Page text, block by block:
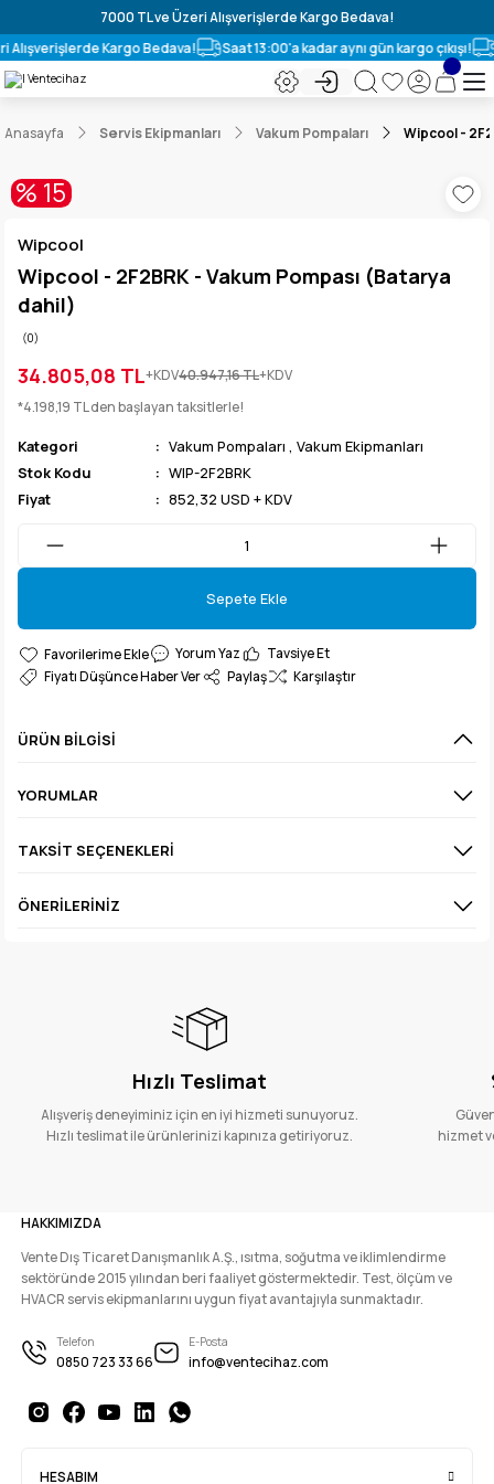
7000 TL ve Üzeri Alışverişlerde Kargo Bedava!
Alışverişlerde Kargo Bedava!
Saat 13:00'a kadar aynı gün kargo çıkışı!
Anasayfa Servis Ekipmanları Vakum Pompaları Wipcool -
Wipcool
Wipcool - 2F2BRK - Vakum Pompası (Batarya
dahil)
(0)
34.805,08 TL+KDV40.947,16 TL+KDV
*4.198,19 TL den başlayan taksitlerle!
Kategori Vakum Pompaları , Vakum Ekipmanları
Stok Kodu
WIP-2F2BRK
Fiyat
852,32 USD + KDV
Sepete Ekle
Sepete Ekle
Yorum Yaz
Tavsiye Et
Fiyatı Düşünce Haber Ver
Paylaş Karşılaştır
ÜRÜN BILGISI
YORUMLAR
TAKSIT SEÇENEKLERI
ÖNERILERINIZ
Hızlı Teslimat
Alışveriş deneyiminiz için en iyi hizmeti sunuyoruz.
Hızlı teslimat ile ürünlerinizi kapınıza getiriyoruz.
hizmet
HAKKIMIZDA
Vente Dış Ticaret Danışmanlık A.Ş., ısıtma, soğutma ve iklimlendirme
sektöründe 2015 yılından beri faaliyet göstermektedir. Test, ölçüm ve
HVACR servis ekipmanlarını uygun fiyat avantajıyla sunmaktadır.
Telefon
0850 723 33 66
E-Posta
info@ventecihaz.com
HESABIM